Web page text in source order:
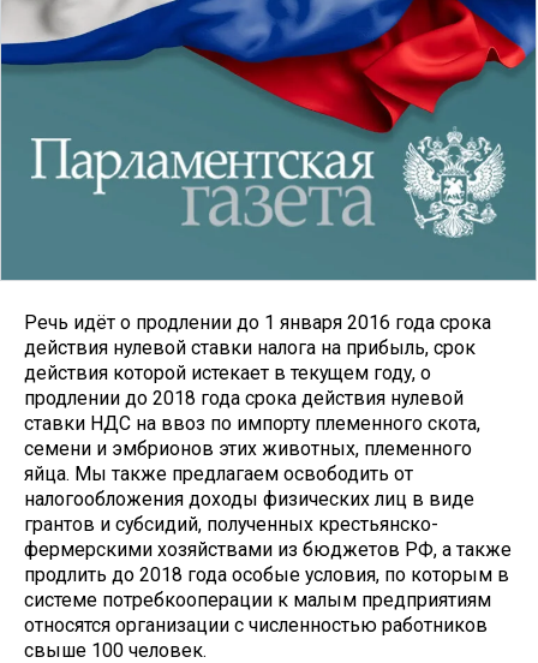
Речь идёт о продлении до 1 января 2016 года срока
действия нулевой ставки налога на прибыль, срок
действия которой истекает в текущем году, о
продлении до 2018 года срока действия нулевой
ставки НДС на ввоз по импорту племенного скота,
семени и эмбрионов этих животных, племенного
яйца. Мы также предлагаем освободить от
налогообложения доходы физических лиц в виде
грантов и субсидий, полученных крестьянско-
фермерскими хозяйствами из бюджетов РФ, а также
продлить до 2018 года особые условия, по которым в
системе потребкооперации к малым предприятиям
относятся организации с численностью работников
свыше 100 человек.